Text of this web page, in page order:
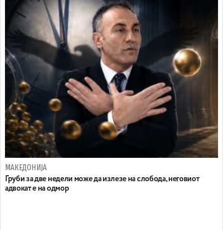
МАКЕДОНИЈА
Груби за две недели може да излезе на слобода, неговиот
адвокат е на одмор